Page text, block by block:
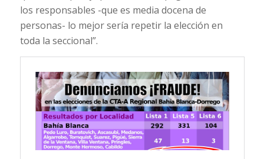
los responsables -que es media docena de
personas- lo mejor sería repetir la elección en
toda la seccional”.